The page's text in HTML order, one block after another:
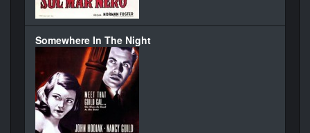
Somewhere In The Night